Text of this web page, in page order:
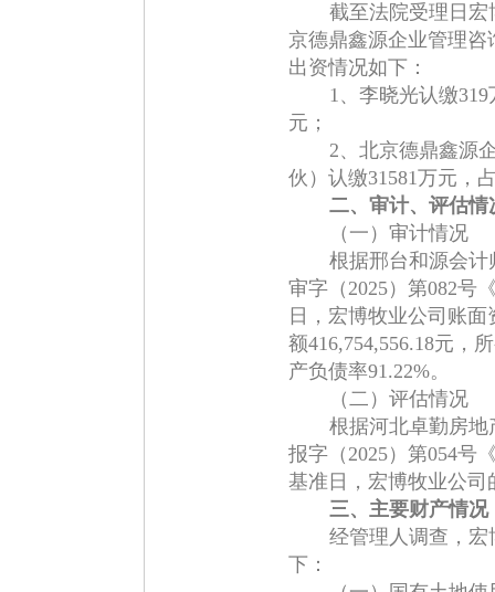
截至法院受理日
京德鼎鑫源企业管理
出资情况如下：
1、李晓光认缴
元；
2、北京德鼎鑫源
伙）认缴31581万元，
二、审计、评估情
（一）审计情况
根据邢台和源会
审字（2025）第082号
日，宏博牧业公司账面
额416,754,556.18元，
产负债率91.22%。
（二）评估情况
根据河北卓勤房
报字（2025）第054号
基准日，宏博牧业公司
三、主要财产情况
经管理人调查，
下：